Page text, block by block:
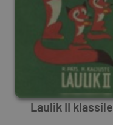
Laulik II klassile